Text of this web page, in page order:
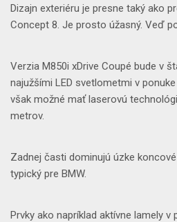
Dizajn exteriéru je presne taký ako
Concept 8. Je prosto úžasný. Veď
Verzia M850i xDrive Coupé bude v
najužšími LED svetlometmi v
však možné mať laserovú
metrov.
Zadnej časti dominujú úzke
typický pre BMW.
Prvky ako napríklad aktívne lamely v